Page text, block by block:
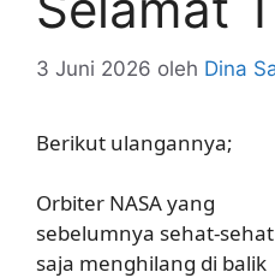
3 Juni 2026 oleh Dina
Berikut ulangannya;
Orbiter NASA yang
sebelumnya sehat-sehat
saja menghilang di balik